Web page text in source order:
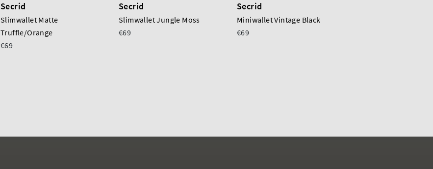
Secrid
Slimwallet Matte
Truffle/Orange
€69
Secrid
Slimwallet Jungle Moss
€69
Secrid
Miniwallet Vintage Black
€69